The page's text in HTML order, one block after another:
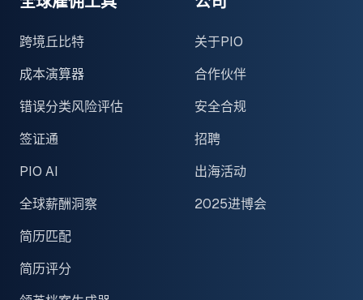
跨境丘比特
成本演算器
错误分类风险评估
签证通
PIO AI
全球薪酬洞察
简历匹配
简历评分
关于PIO
合作伙伴
安全合规
招聘
出海活动
2025进博会